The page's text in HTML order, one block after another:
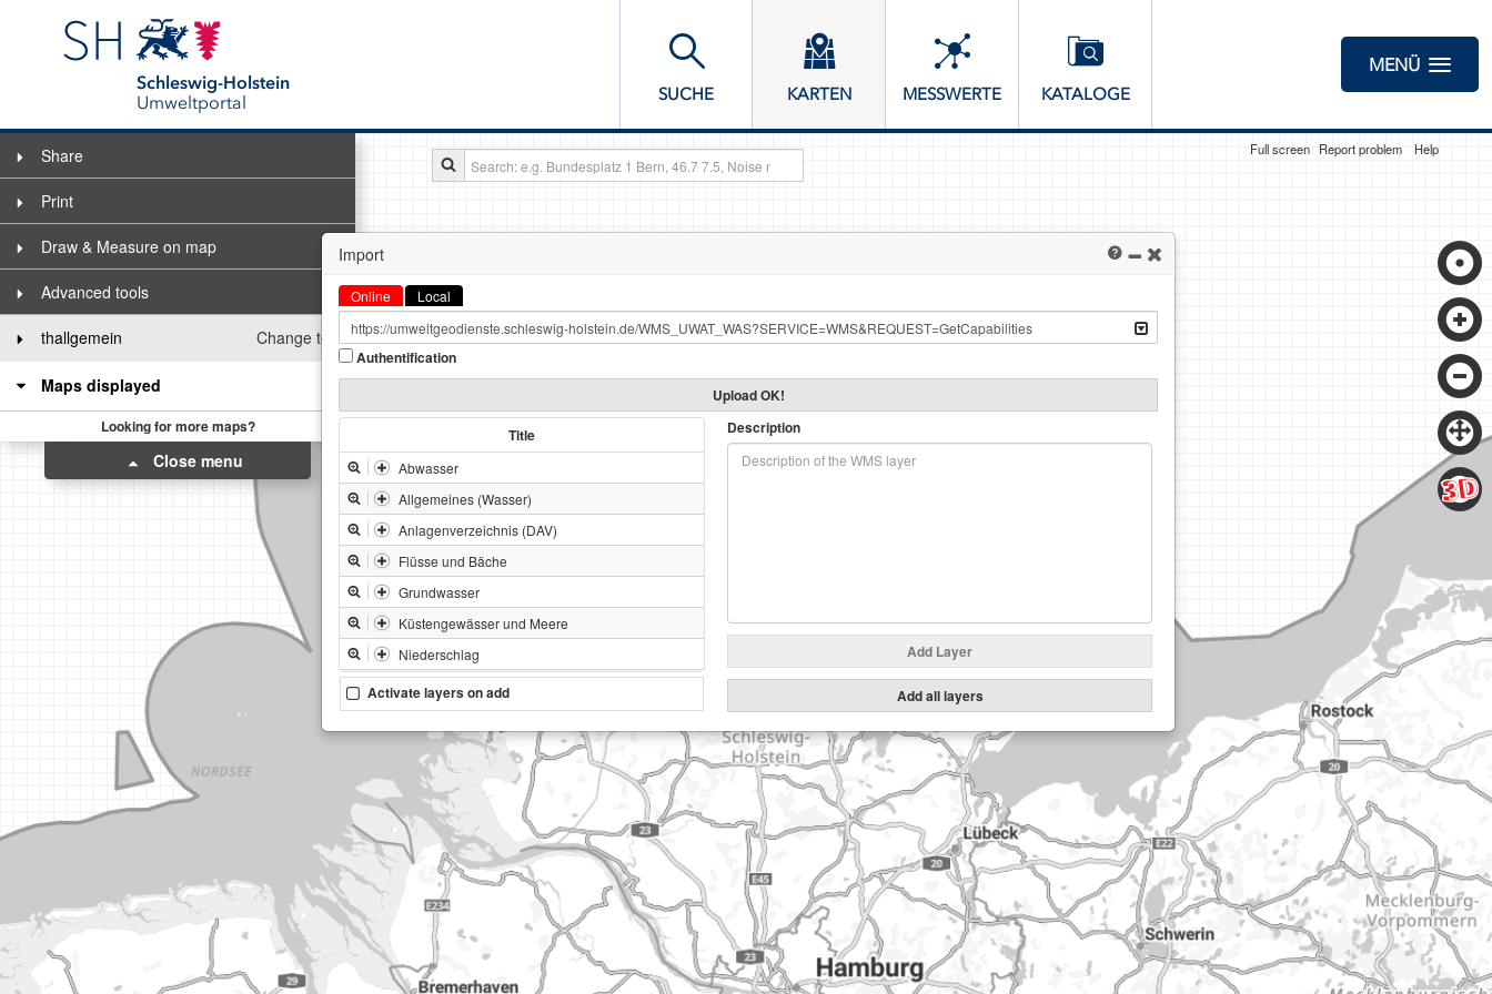
Schleswig-Holstein
Umweltportal
SUCHE KARTEN MESSWERTE KATALOGE
MENÜ